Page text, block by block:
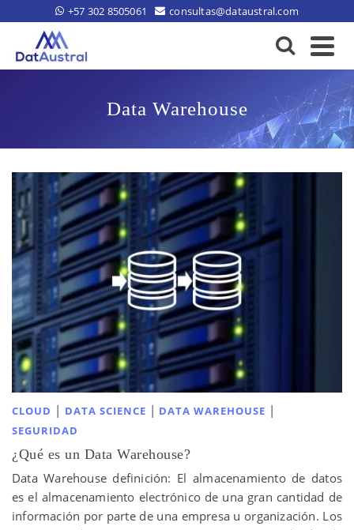
+57 302 8505061 consultas@dataustral.com
Data Warehouse
CLOUD | DATA SCIENCE | DATA WAREHOUSE |
SEGURIDAD
¿Qué es un Data Warehouse?
Data Warehouse definición: El almacenamiento de datos
es el almacenamiento electrónico de una gran cantidad de
información por parte de una empresa u organización. Los